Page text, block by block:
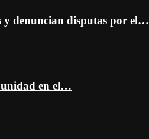
y denuncian disputas por el…
unidad en el…